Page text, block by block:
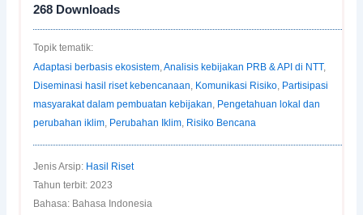
268 Downloads
Topik tematik:
Adaptasi berbasis ekosistem,Analisis kebijakan PRB & API di NTT,
Diseminasi hasil riset kebencanaan, Komunikasi Risiko, Partisipasi
masyarakat dalam pembuatan kebijakan, Pengetahuan lokal dan
perubahan iklim, Perubahan Iklim, Risiko Bencana
Jenis Arsip: Hasil Riset
Tahun terbit: 2023
Bahasa: Bahasa Indonesia